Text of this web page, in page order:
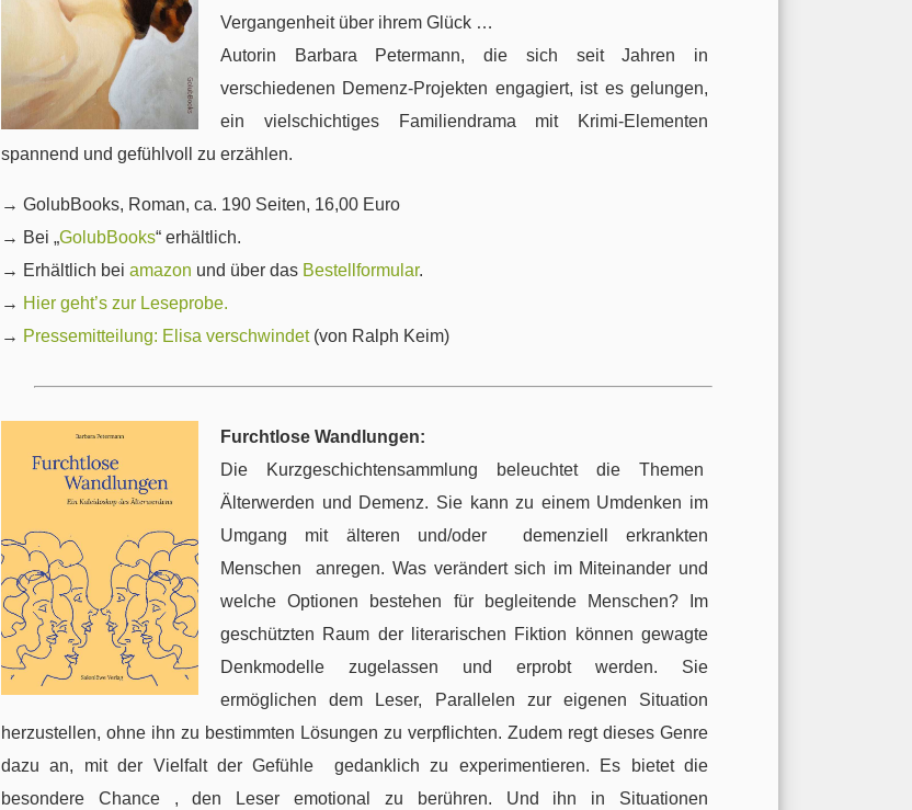
Vergangenheit über ihrem Glück …
Autorin Barbara Petermann, die sich seit Jahren in
verschiedenen Demenz-Projekten engagiert, ist es gelungen,
ein vielschichtiges Familiendrama mit Krimi-Elementen
spannend und gefühlvoll zu erzählen.
→ GolubBooks, Roman, ca. 190 Seiten, 16,00 Euro
→ Bei „GolubBooks“ erhältlich.
→ Erhältlich bei amazon und über das Bestellformular.
→ Hier geht’s zur Leseprobe.
→ Pressemitteilung: Elisa verschwindet(von Ralph Keim)
Furchtlose Wandlungen:
Die Kurzgeschichtensammlung beleuchtet die Themen
Älterwerden und Demenz. Sie kann zu einem Umdenken im
Umgang mit älteren und/oder demenziell erkrankten
Menschen anregen. Was verändert sich im Miteinander und
welche Optionen bestehen für begleitende Menschen? Im
geschützten Raum der literarischen Fiktion können gewagte
Denkmodelle zugelassen und erprobt werden. Sie
ermöglichen dem Leser, Parallelen zur eigenen Situation
herzustellen, ohne ihn zu bestimmten Lösungen zu verpflichten. Zudem regt dieses Genre
dazu an, mit der Vielfalt der Gefühle gedanklich zu experimentieren. Es bietet die
besondere Chance , den Leser emotional zu berühren. Und ihn in Situationen